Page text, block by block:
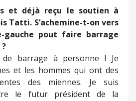
et déjà reçu le soutien à
Tatti. S’achemine-t-on vers
gauche pout faire barrage
barrage à personne ! Je
et les hommes qui ont des
des miennes. Je suis
le futur président de la